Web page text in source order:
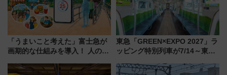
「うまいこと考えた」富士急が
画期的な仕組みを導入！ 人のか
ん」始動
東急「GREEN×EXPO 2027」ラ
ッピング特別列車が7/14～東
ー！ 注目の編成やデザインまと